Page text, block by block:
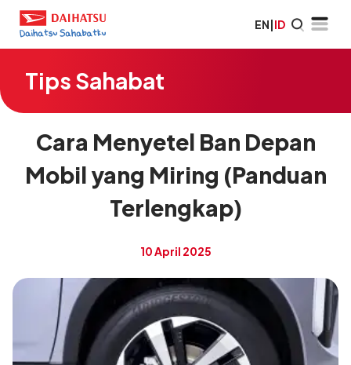
EN|ID
Tips Sahabat
Cara Menyetel Ban Depan
Mobil yang Miring (Panduan
Terlengkap)
10 April 2025